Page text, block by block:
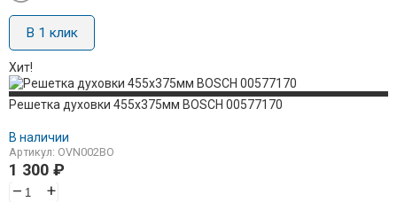
В 1 клик
Хит!
Решетка духовки 455x375мм BOSCH 00577170
В наличии
Артикул: OVN002BO
1 300 ₽
–
+